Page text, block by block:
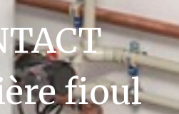
fioul